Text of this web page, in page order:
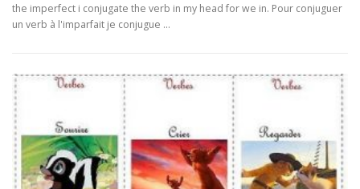
the imperfect i conjugate the verb in my head for we in. Pour conjuguer
un verb à l'imparfait je conjugue …